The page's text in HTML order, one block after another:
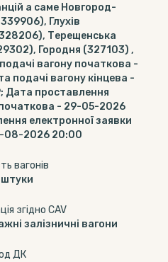
а саме Новгород-
Глухів
Терещенська
Городня (327103) ,
вагону початкова -
подачі вагону кінцева -
Дата проставлення
- 29-05-2026
електронної заявки
08-2026 20:00
вагонів
штуки
згідно CAV
залізничні вагони
ДК